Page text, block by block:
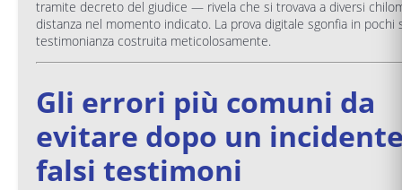
tramite decreto del giudice — rivela che si trovava a diversi
distanza nel momento indicato. La prova digitale sgonfia in pochi
testimonianza costruita meticolosamente.
Gli errori più comuni da
evitare dopo un
falsi testimoni